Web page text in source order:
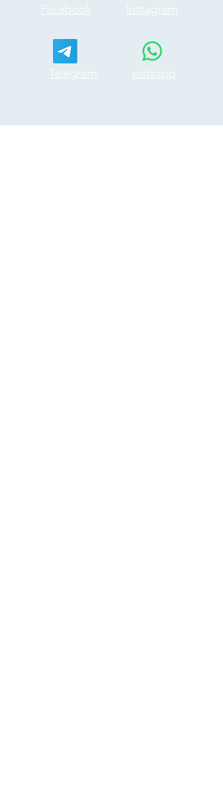
Facebook
Telegram
Instagram
watsapp